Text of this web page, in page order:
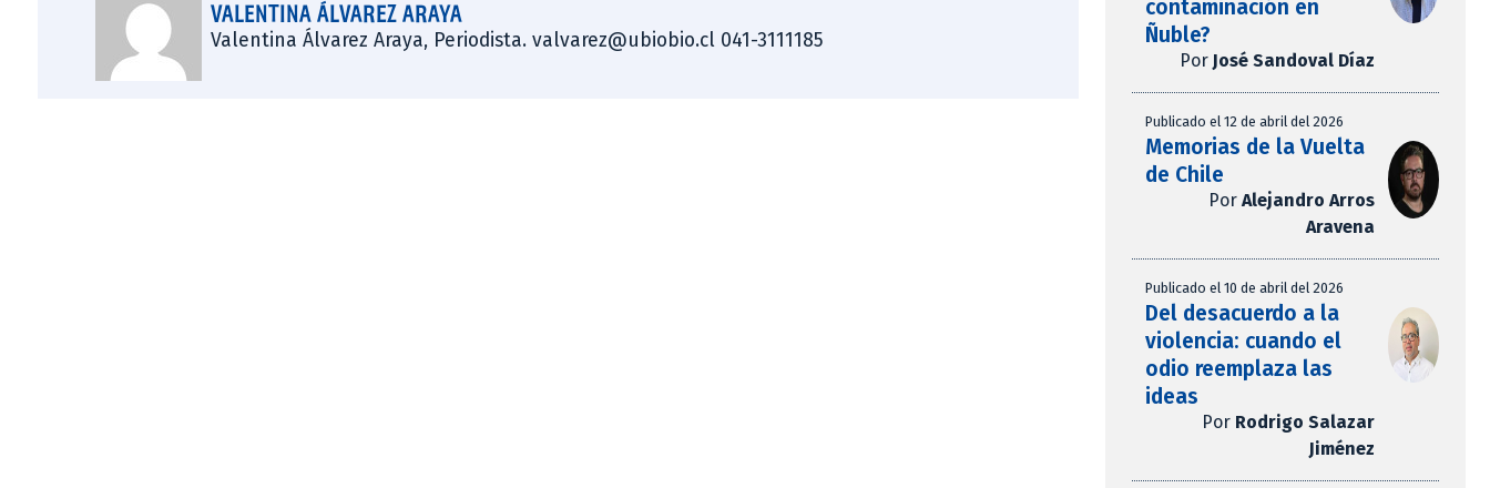
VALENTINA ÁLVAREZ ARAYA
Valentina Álvarez Araya, Periodista. valvarez@ubiobio.cl 041-3111185
contaminación en
Ñuble?
Por José Sandoval Díaz
Publicado el 12 de abril del 2026
Memorias de la Vuelta
de Chile
Por Alejandro Arros
Aravena
Publicado el 10 de abril del 2026
Del desacuerdo a la
violencia: cuando el
odio reemplaza las
ideas
Por Rodrigo Salazar
Jiménez